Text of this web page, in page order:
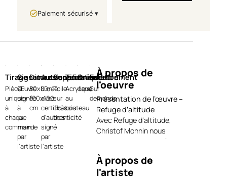
Paiement sécurisé ▾
À propos de
l'oeuvre
Présentation de l’œuvre –
Refuge d’altitude
Avec Refuge d’altitude,
Christof Monnin nous
transporte au cœur d’un
paysage alpin vibrant, où la
chaleur d’un refuge contraste
avec l’intensité glacée des
À propos de
l'artiste
Tirage
Pièce
unique
à
chaque
commande
Signature
Œuvre
signée
à
la
main
par
l'artiste
Dimensions
80x80,
100x100
cm
Authentification
Livrée
avec
certificat
d'authenticité
signé
par
l'artiste
Support
Toile
sur
châssis
bois
Technique
Acrylique
au
couteau
Orientation
carre
Encadrement
Sur
demande